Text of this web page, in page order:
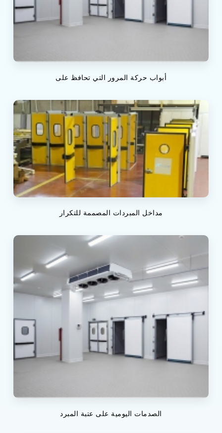
أبواب حركة المرور التي تحافظ على
مداخل المبردات المصممة للتكرار
الصدمات اليومية على عتبة المبرد